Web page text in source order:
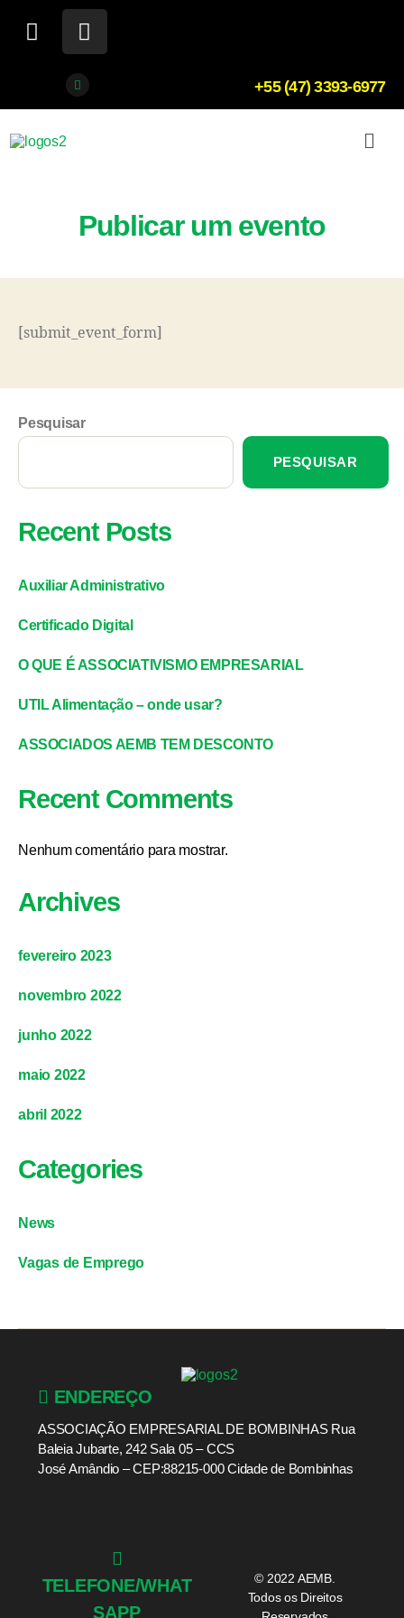
+55 (47) 3393-6977
Publicar um evento
[submit_event_form]
Pesquisar
PESQUISAR
Recent Posts
Auxiliar Administrativo
Certificado Digital
O QUE É ASSOCIATIVISMO EMPRESARIAL
UTIL Alimentação – onde usar?
ASSOCIADOS AEMB TEM DESCONTO
Recent Comments
Nenhum comentário para mostrar.
Archives
fevereiro 2023
novembro 2022
junho 2022
maio 2022
abril 2022
Categories
News
Vagas de Emprego
ENDEREÇO
ASSOCIAÇÃO EMPRESARIAL DE BOMBINHAS Rua
Baleia Jubarte, 242 Sala 05 – CCS
José Amândio – CEP:88215-000 Cidade de Bombinhas
TELEFONE/WHAT
SAPP
© 2022 AEMB.
Todos os Direitos